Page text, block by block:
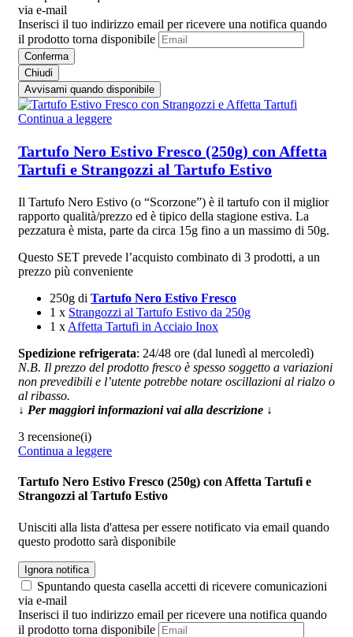
via e-mail
Inserisci il tuo indirizzo email per ricevere una notifica quando
il prodotto torna disponibile
Conferma
Chiudi
Avvisami quando disponibile
Continua a leggere
Tartufo Nero Estivo Fresco (250g) con Affetta
Tartufi e Strangozzi al Tartufo Estivo
Il Tartufo Nero Estivo (o “Scorzone”) è il tartufo con il miglior
rapporto qualità/prezzo ed è tipico della stagione estiva. La
pezzatura è mista, parte da circa 15g fino a un massimo di 50g.
Questo SET prevede l’acquisto combinato di 3 prodotti, a un
prezzo più conveniente
250g di Tartufo Nero Estivo Fresco
1 x Strangozzi al Tartufo Estivo da 250g
1 x Affetta Tartufi in Acciaio Inox
Spedizione refrigerata: 24/48 ore (dal lunedì al mercoledì)
N.B. Il prezzo del prodotto fresco è spesso soggetto a variazioni
non prevedibili e l’utente potrebbe notare oscillazioni al rialzo o
al ribasso.
↓ Per maggiori informazioni vai alla descrizione ↓
3 recensione(i)
Continua a leggere
Tartufo Nero Estivo Fresco (250g) con Affetta Tartufi e
Strangozzi al Tartufo Estivo
Unisciti alla lista d'attesa per essere notificato via email quando
questo prodotto sarà disponibile
Ignora notifica
Spuntando questa casella accetti di ricevere comunicazioni
via e-mail
Inserisci il tuo indirizzo email per ricevere una notifica quando
il prodotto torna disponibile